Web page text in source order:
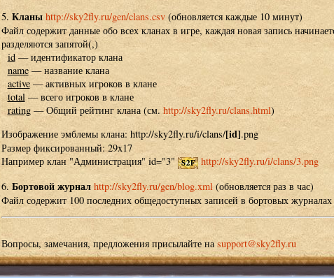
5.Кланы http://sky2fly.ru/gen/clans.csv(обновляется каждые 10 минут)
Файл содержит данные обо всех кланах в игре, каждая новая запись
разделяются запятой(,)
id— идентификатор клана
name— название клана
active— активных игроков в клане
total— всего игроков в клане
rating— Общий рейтинг клана (см.http://sky2fly.ru/clans.html)
Изображение эмблемы клана: http://sky2fly.ru/i/clans/[id].png
Размер фиксированный: 29x17
Например клан "Администрация" id="3"
http://sky2fly.ru/i/clans/3.png
6. Бортовой журнал http://sky2fly.ru/gen/blog.xml(обновляется раз в час)
Файл содержит 100 последних общедоступных записей в бортовых журналах
Вопросы, замечания, предложения присылайте на support@sky2fly.ru